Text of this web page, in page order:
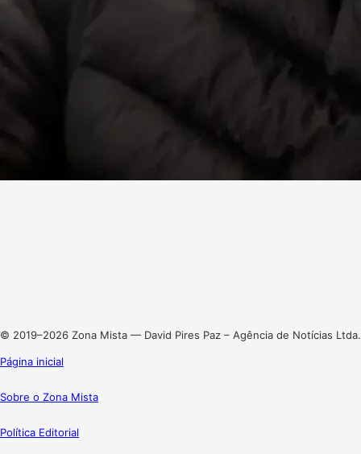
© 2019–2026 Zona Mista — David Pires Paz – Agência de Notícias Ltda.
Página inicial
Sobre o Zona Mista
Política Editorial